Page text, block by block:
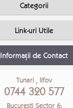
Categorii
Link-uri Utile
Informații de Contact
Tunari , Ilfov
0744 320 577
Bucuresti Sector 6: